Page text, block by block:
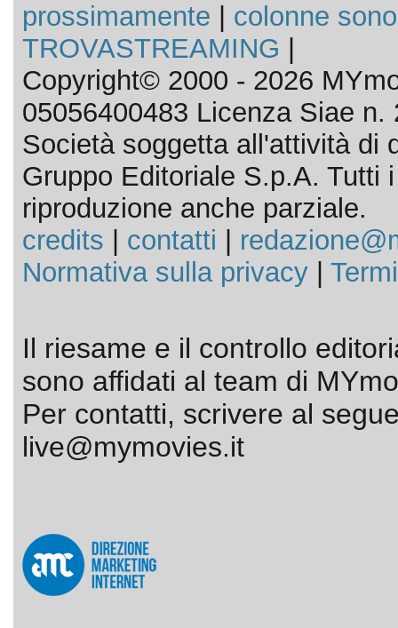
prossimamente
colonne
TROVASTREAMING
Copyright© 2000 - 2026
05056400483 Licenza Siae n.
Società soggetta all'attività di
Gruppo Editoriale S.p.A. Tutti
riproduzione anche parziale.
credits
contatti
Normativa sulla privacy|
Il riesame e il controllo
sono affidati al team di
Per contatti, scrivere al
live@mymovies.it